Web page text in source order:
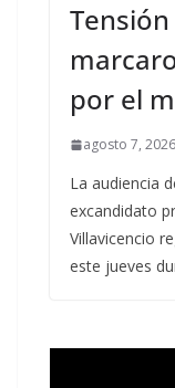
por el
agosto 7, 2026
La audiencia
excandidato
Villavicencio
este jueves